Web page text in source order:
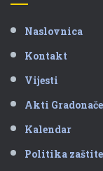
Naslovnica
Kontakt
Vijesti
Akti
Kalendar
Politika